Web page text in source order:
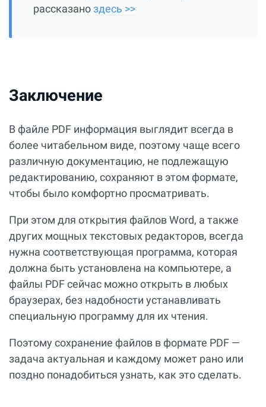
рассказаноздесь >>
Заключение
В файле PDF информация выглядит всегда в
более читабельном виде, поэтому чаще всего
различную документацию, не подлежащую
редактированию, сохраняют в этом формате,
чтобы было комфортно просматривать.
При этом для открытия файлов Word, а также
других мощных текстовых редакторов, всегда
нужна соответствующая программа, которая
должна быть установлена на компьютере, а
файлы PDF сейчас можно открыть в любых
браузерах, без надобности устанавливать
специальную программу для их чтения.
Поэтому сохранение файлов в формате PDF —
задача актуальная и каждому может рано или
поздно понадобиться узнать, как это сделать.